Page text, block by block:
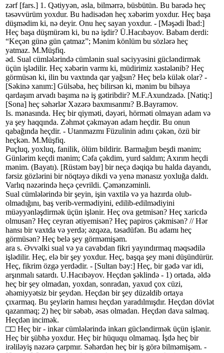
zərf [fars.] 1. Qətiyyən, əsla, bilmərrə, büsbütün. Bu barədə heç
təsəvvürüm yoxdur. Bu hadisədən heç xəbərim yoxdur. Heç başa
düşmədim ki, nə deyir. Onu heç sayan yoxdur. - [Məşədi İbad:]
Heç başa düşmürəm ki, bu nə işdir? Ü.Hacıbəyov. Babam derdi:
“Keçən günə gün çatmaz”; Mənim könlüm bu sözlərə heç
yatmaz. M.Müşfiq.
əd. Sual cümlələrində cümlənin sual səciyyəsini gücləndirmək
üçün işlədilir. Heç xəbərin varmı ki, müdirimiz xəstələnib? Heç
görmüsən ki, ilin bu vaxtında qar yağsın? Heç belə külək olar? -
[Səkinə xanım:] Gülsəba, heç bilirsən ki, mənim bu bihəya
qardaşım arvadı başıma nə iş gətiribdir? M.F.Axundzadə. [Natiq:]
[Sona] heç səhərlər Xəzərə baxmısanmı? B.Bayramov.
Is. mənasında. Heç bir qiyməti, dəyəri, hörməti olmayan adam və
ya şey haqqında. Zəhmət çəkməyən adam heçdir. Bu onun
qabağında heçdir. - Utanmazmı Füzulinin adını çəkən, özü bir
heçkən. M.Müşfiq.
Puçluq, yoxluq, fanilik, ölüm bildirir. Barmağım beşdi mənim;
Günlərim keçdi mənim; Cəfa çəkdim, yurd saldım; Axırım heçdi
mənim. (Bayatı). [Rüstəm bəy] bir neçə dəqiqə bu halda dayandı,
fərsiz gözlərini bir nöqtəyə dikdi və yenə mənasız yoxluğa daldı.
Varlıq nəzərində heçə çevrildi. Çəmənzəminli.
Sual cümlələrində bir şeyin, işin vaxtilə və ya hazırda olub-
olmadığını, baş verib-vermədiyini, edilib-edilmədiyini
müəyyənləşdirmək üçün işlənir. Heç ova getmisən? Heç xaricdə
olmusan? Heç ceyran ətiyemisən? Heç papiros çəkmisən? // Hər
hansı bir vaxtda və yerdə; əzqəza, təsadüfən. Bu adamı heç
görmüsən? Heç belə şey görməmişəm.
ara s. Əvvəlki sual və ya cavabdan fikri yayındırmaq məqsədilə
işlədilir. Heç, elə bir şey yoxdur. Heç, başqa şey məni düşündürür.
Heç, fikrim özgə yerdədir. - [Sultan bəy:] Heç, bir gədə var idi,
arşınmalı satardı. U.Hacıbəyov. Heçdən şəklində - 1) ortada, əldə
heç bir şey olmadan, yoxdan, sonradan, yaxud çox cüzi,
əhəmiyyətsiz bir şeydən. Heçdən bir şey düzəldib ortaya
çıxarmaq. Bu şeylərin hamısı heçdən yaradılmışdır. Heçdən dövlət
qazanmaq; 2) heç bir səbəb, əsas olmadan. Heçdən dava salmaq.
Heçdən incimək.
□□ Heç bir - inkar cümlələrində inkarı gücləndirmək üçün işlənir.
Heç bir şübhə yoxdur. Heç bir hüququ olmamaq. İşdə heç bir
irəliləyiş nəzərə çarpmır. Səhərdən heç bir iş görə bilməmişəm. -